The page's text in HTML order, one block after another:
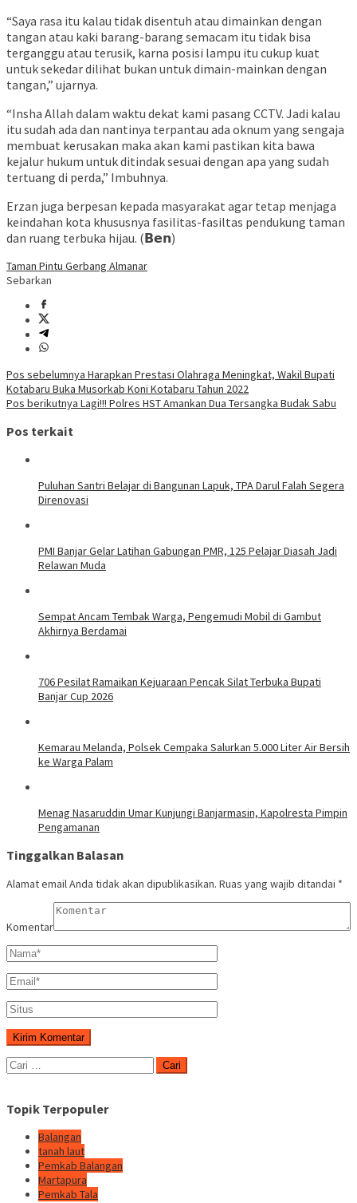
“Saya rasa itu kalau tidak disentuh atau dimainkan dengan
tangan atau kaki barang-barang semacam itu tidak bisa
terganggu atau terusik, karna posisi lampu itu cukup kuat
untuk sekedar dilihat bukan untuk dimain-mainkan dengan
tangan,” ujarnya.
“Insha Allah dalam waktu dekat kami pasang CCTV. Jadi kalau
itu sudah ada dan nantinya terpantau ada oknum yang sengaja
membuat kerusakan maka akan kami pastikan kita bawa
kejalur hukum untuk ditindak sesuai dengan apa yang sudah
tertuang di perda,” Imbuhnya.
Erzan juga berpesan kepada masyarakat agar tetap menjaga
keindahan kota khususnya fasilitas-fasiltas pendukung taman
dan ruang terbuka hijau. (𝗕𝗲𝗻)
Taman Pintu Gerbang Almanar
Sebarkan
Navigasi
pos
Pos sebelumnya Harapkan Prestasi Olahraga Meningkat, Wakil Bupati
Kotabaru Buka Musorkab Koni Kotabaru Tahun 2022
Pos berikutnya Lagi!!! Polres HST Amankan Dua Tersangka Budak Sabu
Pos terkait
Puluhan Santri Belajar di Bangunan Lapuk, TPA Darul Falah Segera
Direnovasi
PMI Banjar Gelar Latihan Gabungan PMR, 125 Pelajar Diasah Jadi
Relawan Muda
Sempat Ancam Tembak Warga, Pengemudi Mobil di Gambut
Akhirnya Berdamai
706 Pesilat Ramaikan Kejuaraan Pencak Silat Terbuka Bupati
Banjar Cup 2026
Kemarau Melanda, Polsek Cempaka Salurkan 5.000 Liter Air Bersih
ke Warga Palam
Menag Nasaruddin Umar Kunjungi Banjarmasin, Kapolresta Pimpin
Pengamanan
Tinggalkan Balasan
Alamat email Anda tidak akan dipublikasikan. Ruas yang wajib ditandai *
Komentar
Cari
untuk:
Topik Terpopuler
Balangan
tanah laut
Pemkab Balangan
Martapura
Pemkab Tala